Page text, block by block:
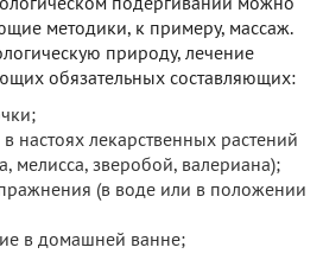
подергивании можно
методики, к примеру, массаж.
природу, лечение
обязательных составляющих:
настоях лекарственных растений
мелисса, зверобой, валериана);
(в воде или в положении
в домашней ванне;